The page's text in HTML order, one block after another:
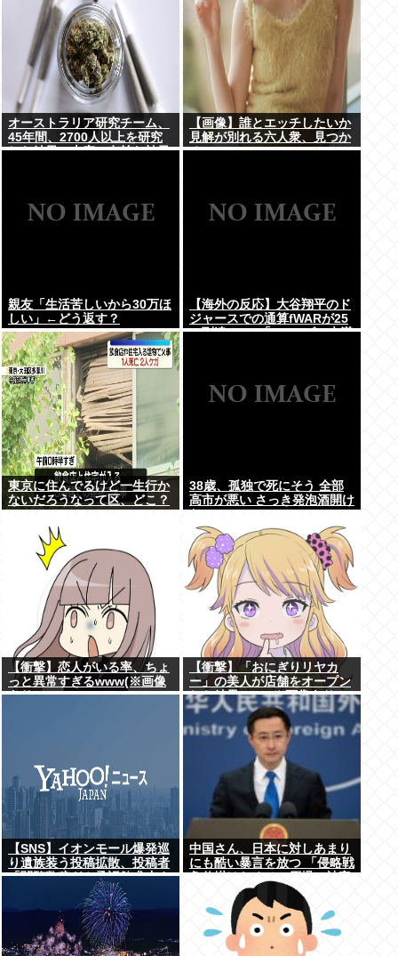
オーストラリア研究チーム、
45年間、2700人以上を研究
した結果。大麻に有益な効果
【画像】誰とエッチしたいか
見解が別れる六人衆、見つか
るwww
親友「生活苦しいから30万ほ
しい」←どう返す？
【海外の反応】大谷翔平のド
ジャースでの通算fWARが25
に到達！ → 「3シーズン未満
なるのか楽しみ」
東京に住んでるけど一生行か
ないだろうなって区、どこ？
38歳、孤独で死にそう 全部
高市が悪い さっき発泡酒開け
【衝撃】恋人がいる率、ちょ
っと異常すぎるwww(※画像
あり)
【衝撃】「おにぎりリヤカ
ー」の美人が店舗をオープン
した結果www(※画像あり)
【SNS】イオンモール爆発巡
り遺族装う投稿拡散、投稿者
「閲覧数稼ぎや承認欲求止ま
らなくなった」
中国さん、日本に対しあまり
にも酷い暴言を放つ 「侵略戦
争仕掛けたくせに原爆で被害
者ビジネスするな」